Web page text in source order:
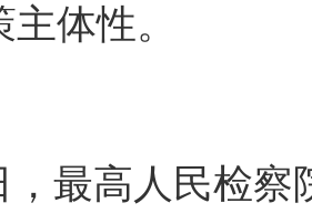
体性。
，最高人民检察